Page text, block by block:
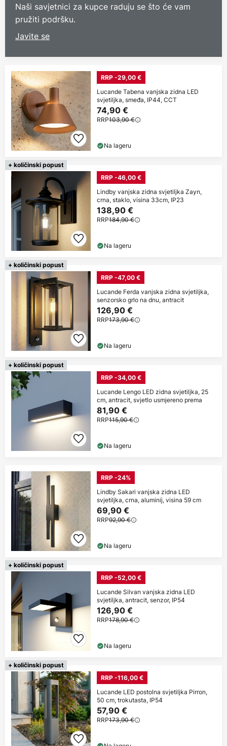
Naši savjetnici za kupce raduju se što će vam
pružiti podršku.
Javite se
RRP -29,00 €
Lucande Tabena vanjska zidna LED
svjetiljka, smeđa, IP44, CCT
74,90 €
RRP103,90 €
Na lageru
+ količinski popust
RRP -46,00 €
Lindby vanjska zidna svjetiljka Zayn,
crna, staklo, visina 33cm, IP23
138,90 €
RRP184,90 €
Na lageru
+ količinski popust
RRP -47,00 €
Lucande Ferda vanjska zidna svjetiljka,
senzorsko grlo na dnu, antracit
126,90 €
RRP173,90 €
Na lageru
+ količinski popust
RRP -34,00 €
Lucande Lengo LED zidna svjetiljka, 25
cm, antracit, svjetlo usmjereno prema
81,90 €
RRP115,90 €
Na lageru
RRP -24%
Lindby Sakari vanjska zidna LED
svjetiljka, crna, aluminij, visina 59 cm
69,90 €
RRP92,90 €
Na lageru
+ količinski popust
RRP -52,00 €
Lucande Silvan vanjska zidna LED
svjetiljka, antracit, senzor, IP54
126,90 €
RRP178,90 €
Na lageru
+ količinski popust
RRP -116,00 €
Lucande LED postolna svjetiljka Pirron,
50 cm, trokutasta, IP54
57,90 €
RRP173,90 €